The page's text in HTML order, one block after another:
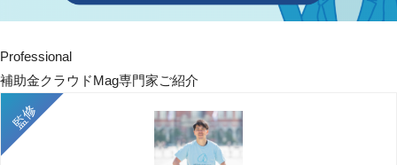
Professional
補助金クラウドMag専門家ご紹介